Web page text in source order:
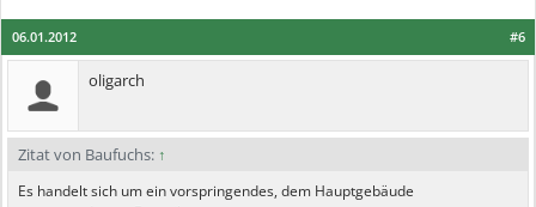
#6
06.01.2012
oligarch
Zitat von Baufuchs: ↑
Es handelt sich um ein vorspringendes, dem Hauptgebäude